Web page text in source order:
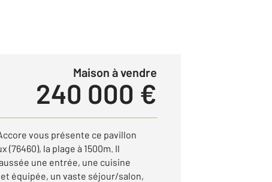
Maison à vendre
240 000 €
vous présente ce pavillon
(76460), la plage à 1500m. Il
une entrée, une cuisine
équipée, un vaste séjour/salon,